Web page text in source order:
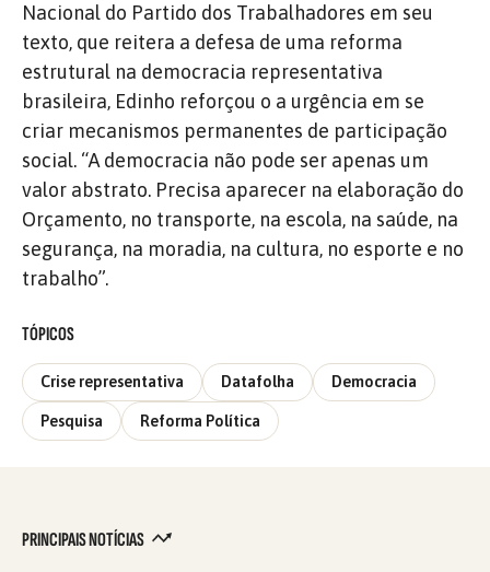
Nacional do Partido dos Trabalhadores em seu
texto, que reitera a defesa de uma reforma
estrutural na democracia representativa
brasileira, Edinho reforçou o a urgência em se
criar mecanismos permanentes de participação
social. “A democracia não pode ser apenas um
valor abstrato. Precisa aparecer na elaboração do
Orçamento, no transporte, na escola, na saúde, na
segurança, na moradia, na cultura, no esporte e no
trabalho”.
TÓPICOS
Crise representativa Datafolha Democracia
Pesquisa Reforma Política
PRINCIPAIS NOTÍCIAS